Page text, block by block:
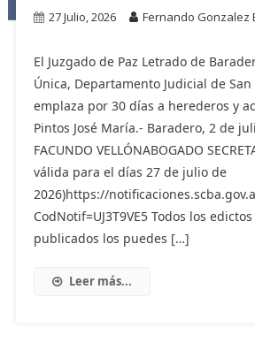
27 Julio, 2026 Fernando Gonzalez
El Juzgado de Paz Letrado de
Única, Departamento Judicial de
emplaza por 30 días a herederos y
Pintos José María.- Baradero, 2 de
FACUNDO VELLÓNABOGADO
válida para el días 27 de julio de
2026)https://
CodNotif=UJ3T9VE5 Todos los
publicados los puedes […]
Leer más...